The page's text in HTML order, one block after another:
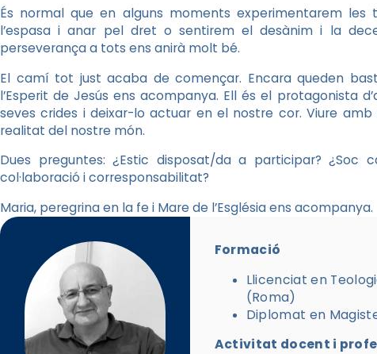
És normal que en alguns moments experimentarem
l’espasa i anar pel dret o sentirem el desànim i la
perseverança a tots ens anirà molt bé.
El camí tot just acaba de començar. Encara queden
l’Esperit de Jesús ens acompanya. Ell és el protagonista
seves crides i deixar-lo actuar en el nostre cor. Viure
realitat del nostre món.
Dues preguntes: ¿Estic disposat/da a participar? ¿Soc
col·laboració i corresponsabilitat?
Maria, peregrina en la fe i Mare de l’Església ens acompanya.
Formació
Llicenciat en
(Roma)
Diplomat en
Activitat docent i